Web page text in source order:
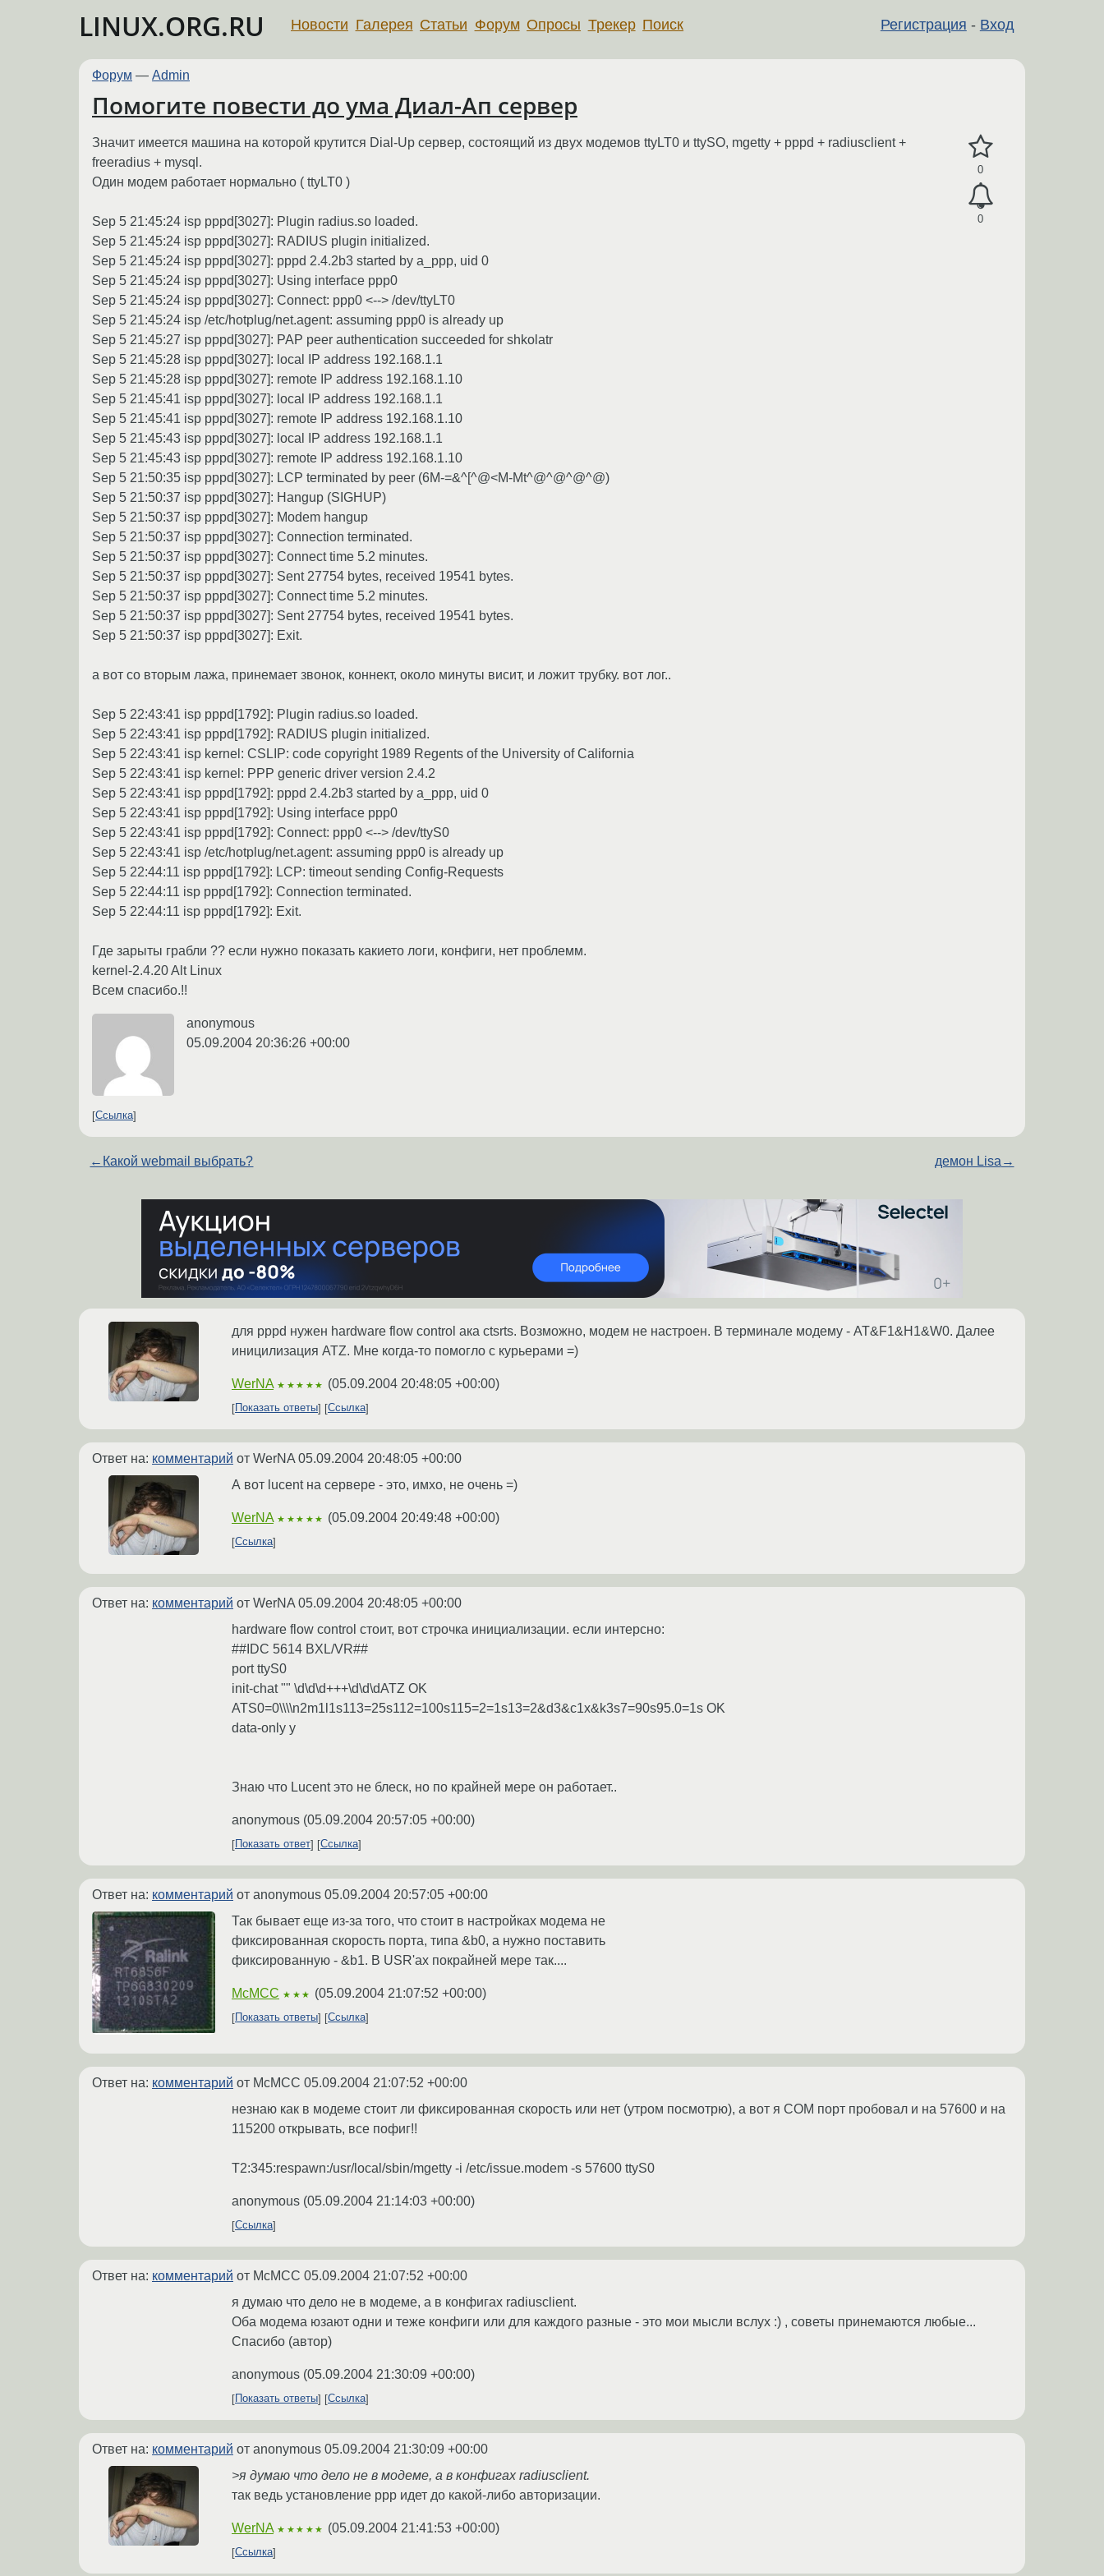
LINUX.ORG.RU Регистрация - Вход
Новости Галерея Статьи Форум Опросы Трекер Поиск
Форум — Admin
Помогите повести до ума Диал-Ап сервер
0
0
Значит имеется машина на которой крутится Dial-Up сервер, состоящий из двух модемов ttyLT0 и ttySO, mgetty + pppd + radiusclient +
freeradius + mysql.
Один модем работает нормально ( ttyLT0 )
Sep 5 21:45:24 isp pppd[3027]: Plugin radius.so loaded.
Sep 5 21:45:24 isp pppd[3027]: RADIUS plugin initialized.
Sep 5 21:45:24 isp pppd[3027]: pppd 2.4.2b3 started by a_ppp, uid 0
Sep 5 21:45:24 isp pppd[3027]: Using interface ppp0
Sep 5 21:45:24 isp pppd[3027]: Connect: ppp0 <--> /dev/ttyLT0
Sep 5 21:45:24 isp /etc/hotplug/net.agent: assuming ppp0 is already up
Sep 5 21:45:27 isp pppd[3027]: PAP peer authentication succeeded for shkolatr
Sep 5 21:45:28 isp pppd[3027]: local IP address 192.168.1.1
Sep 5 21:45:28 isp pppd[3027]: remote IP address 192.168.1.10
Sep 5 21:45:41 isp pppd[3027]: local IP address 192.168.1.1
Sep 5 21:45:41 isp pppd[3027]: remote IP address 192.168.1.10
Sep 5 21:45:43 isp pppd[3027]: local IP address 192.168.1.1
Sep 5 21:45:43 isp pppd[3027]: remote IP address 192.168.1.10
Sep 5 21:50:35 isp pppd[3027]: LCP terminated by peer (6M-=&^[^@<M-Mt^@^@^@^@)
Sep 5 21:50:37 isp pppd[3027]: Hangup (SIGHUP)
Sep 5 21:50:37 isp pppd[3027]: Modem hangup
Sep 5 21:50:37 isp pppd[3027]: Connection terminated.
Sep 5 21:50:37 isp pppd[3027]: Connect time 5.2 minutes.
Sep 5 21:50:37 isp pppd[3027]: Sent 27754 bytes, received 19541 bytes.
Sep 5 21:50:37 isp pppd[3027]: Connect time 5.2 minutes.
Sep 5 21:50:37 isp pppd[3027]: Sent 27754 bytes, received 19541 bytes.
Sep 5 21:50:37 isp pppd[3027]: Exit.
а вот со вторым лажа, принемает звонок, коннект, около минуты висит, и ложит трубку. вот лог..
Sep 5 22:43:41 isp pppd[1792]: Plugin radius.so loaded.
Sep 5 22:43:41 isp pppd[1792]: RADIUS plugin initialized.
Sep 5 22:43:41 isp kernel: CSLIP: code copyright 1989 Regents of the University of California
Sep 5 22:43:41 isp kernel: PPP generic driver version 2.4.2
Sep 5 22:43:41 isp pppd[1792]: pppd 2.4.2b3 started by a_ppp, uid 0
Sep 5 22:43:41 isp pppd[1792]: Using interface ppp0
Sep 5 22:43:41 isp pppd[1792]: Connect: ppp0 <--> /dev/ttyS0
Sep 5 22:43:41 isp /etc/hotplug/net.agent: assuming ppp0 is already up
Sep 5 22:44:11 isp pppd[1792]: LCP: timeout sending Config-Requests
Sep 5 22:44:11 isp pppd[1792]: Connection terminated.
Sep 5 22:44:11 isp pppd[1792]: Exit.
Где зарыты грабли ?? если нужно показать какието логи, конфиги, нет проблемм.
kernel-2.4.20 Alt Linux
Всем спасибо.!!
anonymous
05.09.2004 20:36:26 +00:00
Ссылка
← Какой webmail выбрать? демон Lisa →
для pppd нужен hardware flow control ака ctsrts. Возможно, модем не настроен. В терминале модему - AT&F1&H1&W0. Далее
иницилизация ATZ. Мне когда-то помогло с курьерами =)
WerNA ★★★★★ (05.09.2004 20:48:05 +00:00)
Показать ответы Ссылка
Ответ на: комментарий от WerNA 05.09.2004 20:48:05 +00:00
А вот lucent на сервере - это, имхо, не очень =)
WerNA ★★★★★ (05.09.2004 20:49:48 +00:00)
Ссылка
Ответ на: комментарий от WerNA 05.09.2004 20:48:05 +00:00
hardware flow control стоит, вот строчка инициализации. если интерсно:
##IDC 5614 BXL/VR##
port ttyS0
init-chat "" \d\d\d+++\d\d\dATZ OK
ATS0=0\\\\n2m1l1s113=25s112=100s115=2=1s13=2&d3&c1x&k3s7=90s95.0=1s OK
data-only y
Знаю что Lucent это не блеск, но по крайней мере он работает..
anonymous (05.09.2004 20:57:05 +00:00)
Показать ответ Ссылка
Ответ на: комментарий от anonymous 05.09.2004 20:57:05 +00:00
Так бывает еще из-за того, что стоит в настройках модема не
фиксированная скорость порта, типа &b0, а нужно поставить
фиксированную - &b1. В USR'ах покрайней мере так....
McMCC ★★★ (05.09.2004 21:07:52 +00:00)
Показать ответы Ссылка
Ответ на: комментарий от McMCC 05.09.2004 21:07:52 +00:00
незнаю как в модеме стоит ли фиксированная скорость или нет (утром посмотрю), а вот я COM порт пробовал и на 57600 и на
115200 открывать, все пофиг!!
T2:345:respawn:/usr/local/sbin/mgetty -i /etc/issue.modem -s 57600 ttyS0
anonymous (05.09.2004 21:14:03 +00:00)
Ссылка
Ответ на: комментарий от McMCC 05.09.2004 21:07:52 +00:00
я думаю что дело не в модеме, а в конфигах radiusclient.
Оба модема юзают одни и теже конфиги или для каждого разные - это мои мысли вслух :) , советы принемаются любые...
Спасибо (автор)
anonymous (05.09.2004 21:30:09 +00:00)
Показать ответы Ссылка
Ответ на: комментарий от anonymous 05.09.2004 21:30:09 +00:00
>я думаю что дело не в модеме, а в конфигах radiusclient.
так ведь установление ppp идет до какой-либо авторизации.
WerNA ★★★★★ (05.09.2004 21:41:53 +00:00)
Ссылка